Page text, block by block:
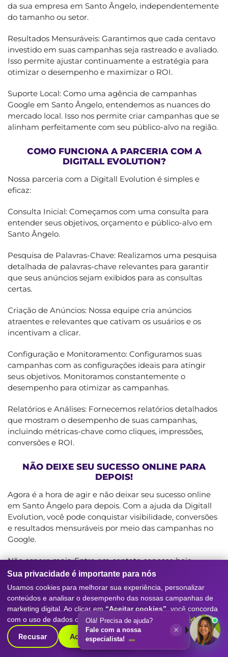
da sua empresa em Santo Ângelo, independentemente
do tamanho ou setor.
Resultados Mensuráveis: Garantimos que cada centavo
investido em suas campanhas seja rastreado e avaliado.
Isso permite ajustar continuamente a estratégia para
otimizar o desempenho e maximizar o ROI.
Suporte Local: Como uma agência de campanhas
Google em Santo Ângelo, entendemos as nuances do
mercado local. Isso nos permite criar campanhas que se
alinham perfeitamente com seu público-alvo na região.
COMO FUNCIONA A PARCERIA COM A
DIGITALL EVOLUTION?
Nossa parceria com a Digitall Evolution é simples e
eficaz:
Consulta Inicial: Começamos com uma consulta para
entender seus objetivos, orçamento e público-alvo em
Santo Ângelo.
Pesquisa de Palavras-Chave: Realizamos uma pesquisa
detalhada de palavras-chave relevantes para garantir
que seus anúncios sejam exibidos para as consultas
certas.
Criação de Anúncios: Nossa equipe cria anúncios
atraentes e relevantes que cativam os usuários e os
incentivam a clicar.
Configuração e Monitoramento: Configuramos suas
campanhas com as configurações ideais para atingir
seus objetivos. Monitoramos constantemente o
desempenho para otimizar as campanhas.
Relatórios e Análises: Fornecemos relatórios detalhados
que mostram o desempenho de suas campanhas,
incluindo métricas-chave como cliques, impressões,
conversões e ROI.
NÃO DEIXE SEU SUCESSO ONLINE PARA
DEPOIS!
Agora é a hora de agir e não deixar seu sucesso online
em Santo Ângelo para depois. Com a ajuda da Digitall
Evolution, você pode conquistar visibilidade, conversões
e resultados mensuráveis por meio das campanhas no
Google.
Não espere mais. Entre em contato conosco hoje
mesmo para uma consulta inicial gratuita e descubra
como podemos ajudá-lo a alcançar novos patamares de
sucesso online em Santo Ângelo.
Veja Também:
A Importância De Um Especialista Em SEO Para
Sua privacidade é importante para nós
Usamos cookies para melhorar sua experiência, personalizar
conteúdos e analisar o desempenho das nossas campanhas de
marketing digital. Ao clicar em “Aceitar cookies” , você concorda
com o uso de dados conforme nossaPolítica de Privacidade.
Recusar Aceitar cookies
Olá! Precisa de ajuda?
Fale com a nossa
especialista!
×